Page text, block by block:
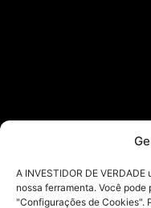
A INVESTIDOR DE
nossa ferramenta. Você
"Configurações de Cookies".